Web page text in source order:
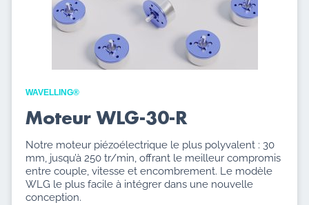
WAVELLING®
Moteur WLG-30-R
Notre moteur piézoélectrique le plus polyvalent : 30
mm, jusqu’à 250 tr/min, offrant le meilleur compromis
entre couple, vitesse et encombrement. Le modèle
WLG le plus facile à intégrer dans une nouvelle
conception.